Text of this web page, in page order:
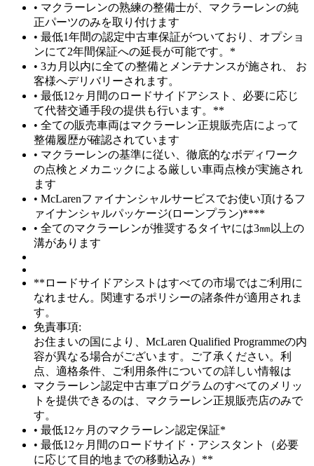
• マクラーレンの熟練の整備士が、マクラーレンの純
正パーツのみを取り付けます
• 最低1年間の認定中古車保証がついており、オプショ
ンにて2年間保証への延長が可能です。*
• 3カ月以内に全ての整備とメンテナンスが施され、 お
客様へデリバリーされます。
• 最低12ヶ月間のロードサイドアシスト、必要に応じ
て代替交通手段の提供も行います。**
• 全ての販売車両はマクラーレン正規販売店によって
整備履歴が確認されています
• マクラーレンの基準に従い、徹底的なボディワーク
の点検とメカニックによる厳しい車両点検が実施され
ます
• McLarenファイナンシャルサービスでお使い頂けるフ
ァイナンシャルパッケージ(ローンプラン)****
• 全てのマクラーレンが推奨するタイヤには3㎜以上の
溝があります
**ロードサイドアシストはすべての市場ではご利用に
なれません。関連するポリシーの諸条件が適用されま
す。
免責事項:
お住まいの国により、McLaren Qualified Programmeの内
容が異なる場合がございます。ご了承ください。利
点、適格条件、ご利用条件についての詳しい情報は
マクラーレン認定中古車プログラムのすべてのメリッ
トを提供できるのは、マクラーレン正規販売店のみで
す。
• 最低12ヶ月のマクラーレン認定保証*
• 最低12ヶ月間のロードサイド・アシスタント（必要
に応じて目的地までの移動込み）**